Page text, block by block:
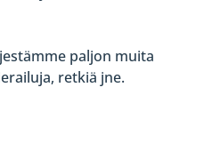
paljon muita
retkiä jne.